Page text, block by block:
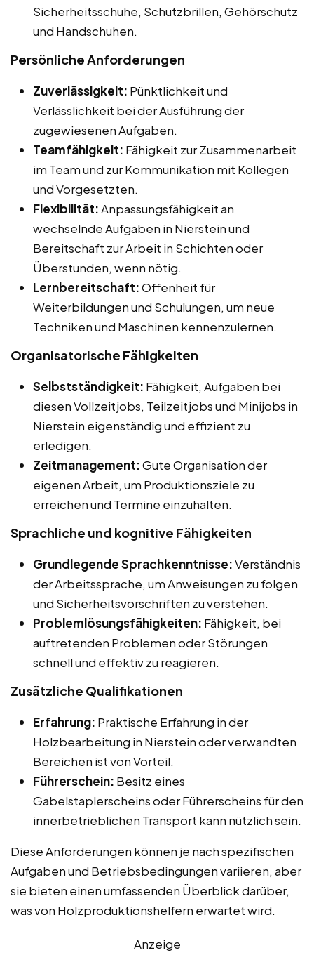
Sicherheitsschuhe, Schutzbrillen, Gehörschutz
und Handschuhen.
Persönliche Anforderungen
Zuverlässigkeit: Pünktlichkeit und
Verlässlichkeit bei der Ausführung der
zugewiesenen Aufgaben.
Teamfähigkeit: Fähigkeit zur Zusammenarbeit
im Team und zur Kommunikation mit Kollegen
und Vorgesetzten.
Flexibilität:Anpassungsfähigkeit an
wechselnde Aufgaben in Nierstein und
Bereitschaft zur Arbeit in Schichten oder
Überstunden, wenn nötig.
Lernbereitschaft:Offenheit für
Weiterbildungen und Schulungen, um neue
Techniken und Maschinen kennenzulernen.
Organisatorische Fähigkeiten
Selbstständigkeit: Fähigkeit, Aufgaben bei
diesen Vollzeitjobs, Teilzeitjobs und Minijobs in
Nierstein eigenständig und effizient zu
erledigen.
Zeitmanagement:Gute Organisation der
eigenen Arbeit, um Produktionsziele zu
erreichen und Termine einzuhalten.
Sprachliche und kognitive Fähigkeiten
Grundlegende Sprachkenntnisse:Verständnis
der Arbeitssprache, um Anweisungen zu folgen
und Sicherheitsvorschriften zu verstehen.
Problemlösungsfähigkeiten: Fähigkeit, bei
auftretenden Problemen oder Störungen
schnell und effektiv zu reagieren.
Zusätzliche Qualifikationen
Erfahrung: Praktische Erfahrung in der
Holzbearbeitung in Nierstein oder verwandten
Bereichen ist von Vorteil.
Führerschein: Besitz eines
Gabelstaplerscheins oder Führerscheins für den
innerbetrieblichen Transport kann nützlich sein.
Diese Anforderungen können je nach spezifischen
Aufgaben und Betriebsbedingungen variieren, aber
sie bieten einen umfassenden Überblick darüber,
was von Holzproduktionshelfern erwartet wird.
Anzeige